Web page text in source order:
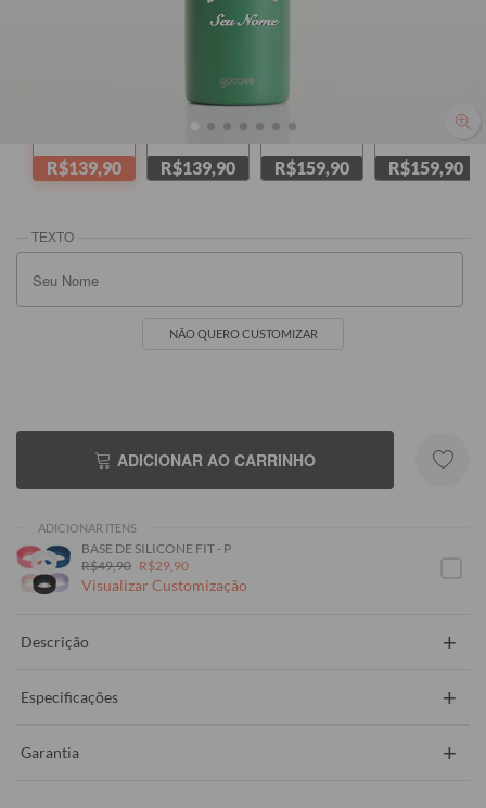
Seu Nome
Seu Nome
R$139,90
Amarela
R$139,90
Preta
R$159,90 R$159,90
NÃO QUERO CUSTOMIZAR
ADICIONAR AO CARRINHO
ADICIONAR ITENS
BASE DE SILICONE FIT - P
R$49,90 R$29,90
Visualizar Customização
Descrição +
Especificações +
Garantia +